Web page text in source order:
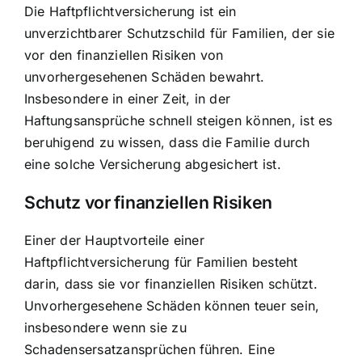
Die Haftpflichtversicherung ist ein
unverzichtbarer Schutzschild für Familien, der sie
vor den finanziellen Risiken von
unvorhergesehenen Schäden bewahrt.
Insbesondere in einer Zeit, in der
Haftungsansprüche schnell steigen können, ist es
beruhigend zu wissen, dass die Familie durch
eine solche Versicherung abgesichert ist.
Schutz vor finanziellen Risiken
Einer der Hauptvorteile einer
Haftpflichtversicherung für Familien besteht
darin, dass sie vor finanziellen Risiken schützt.
Unvorhergesehene Schäden können teuer sein,
insbesondere wenn sie zu
Schadensersatzansprüchen führen. Eine